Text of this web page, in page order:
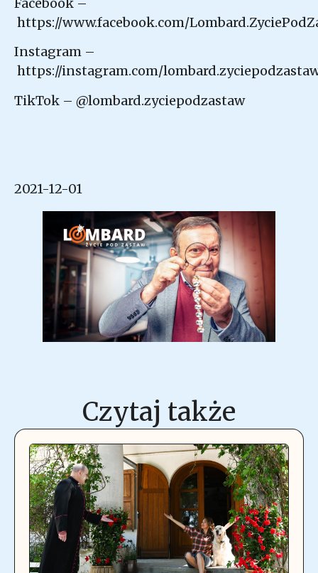
https://www.facebook.com/
Instagram –
https://instagram.com/
TikTok – @lombard.zyciepodzastaw
2021-12-01
Czytaj także